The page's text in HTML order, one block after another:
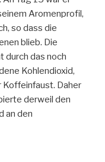
Aromenprofil,
so dass die
blieb. Die
durch das noch
Kohlendioxid,
Koffeinfaust. Daher
derweil den
an den